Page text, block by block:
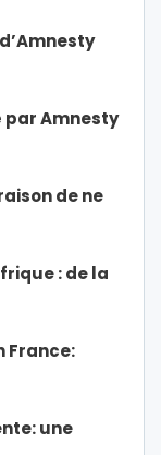
par Amnesty
de ne
: de la
France:
une